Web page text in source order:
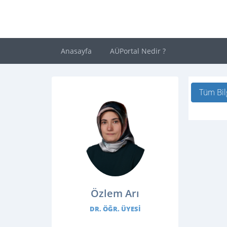
Anasayfa AÜPortal Nedir ?
Özlem Arı
DR. ÖĞR. ÜYESI
Tüm